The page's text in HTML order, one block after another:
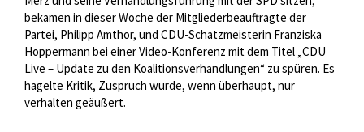
bekamen in dieser Woche der Mitgliederbeauftragte der
Partei, Philipp Amthor, und CDU-Schatzmeisterin Franziska
Hoppermann bei einer Video-Konferenz mit dem Titel „CDU
Live – Update zu den Koalitionsverhandlungen“ zu spüren. Es
hagelte Kritik, Zuspruch wurde, wenn überhaupt, nur
verhalten geäußert.